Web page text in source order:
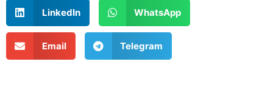
LinkedIn WhatsApp
Email Telegram